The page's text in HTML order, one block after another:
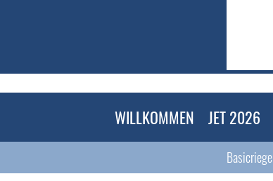
WILLKOMMEN JET 2026
Basicriege